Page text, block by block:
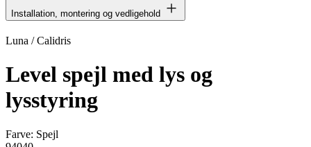
Installation, montering og vedligehold
Luna / Calidris
Level spejl med lys og
lysstyring
Farve: Spejl